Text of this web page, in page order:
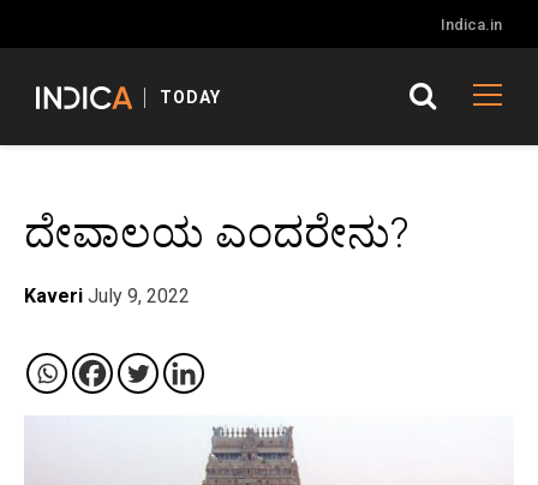
Indica.in
TODAY
ದೇವಾಲಯ ಎಂದರೇನು?
Kaveri July 9, 2022